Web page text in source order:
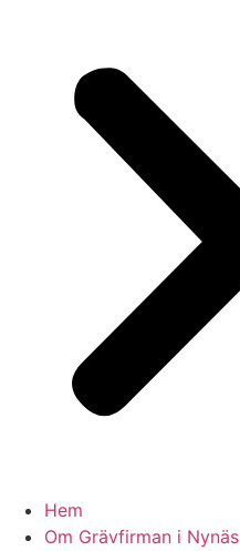
Hem
Om Grävfirman i Nynäs